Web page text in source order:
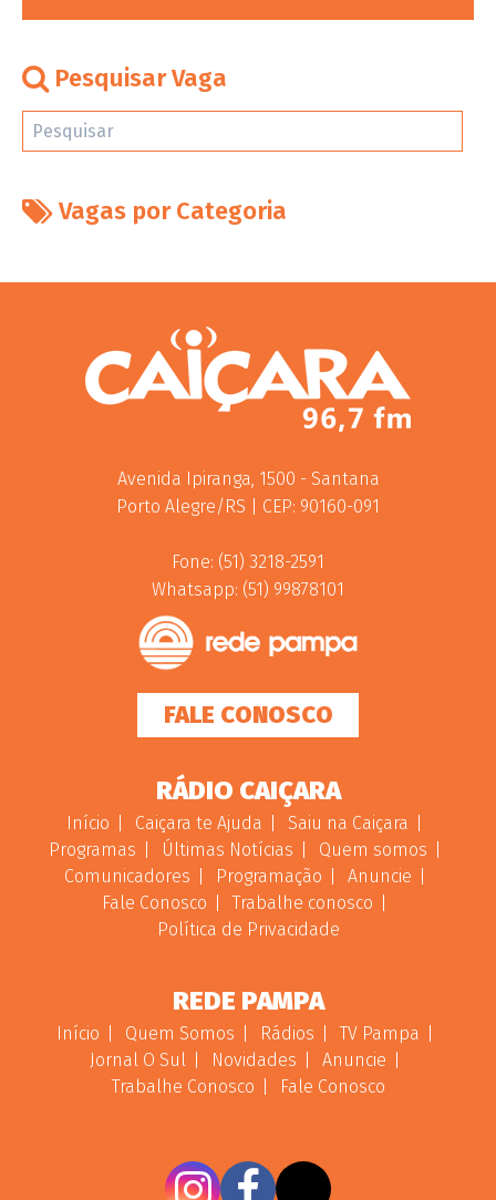
Pesquisar Vaga
Vagas por Categoria
Avenida Ipiranga, 1500 - Santana
Porto Alegre/RS | CEP: 90160-091
Fone: (51) 3218-2591
Whatsapp: (51) 99878101
FALE CONOSCO
RÁDIO CAIÇARA
Início Caiçara te Ajuda
Saiu na Caiçara
Programas
Últimas Notícias
Quem somos
Comunicadores
Programação
Anuncie
Fale Conosco
Trabalhe conosco
Política de Privacidade
REDE PAMPA
Início Quem Somos Rádios
TV Pampa
Jornal O Sul
Novidades
Anuncie
Trabalhe Conosco
Fale Conosco